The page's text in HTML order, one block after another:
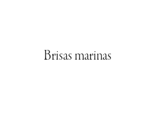
Brisas marinas